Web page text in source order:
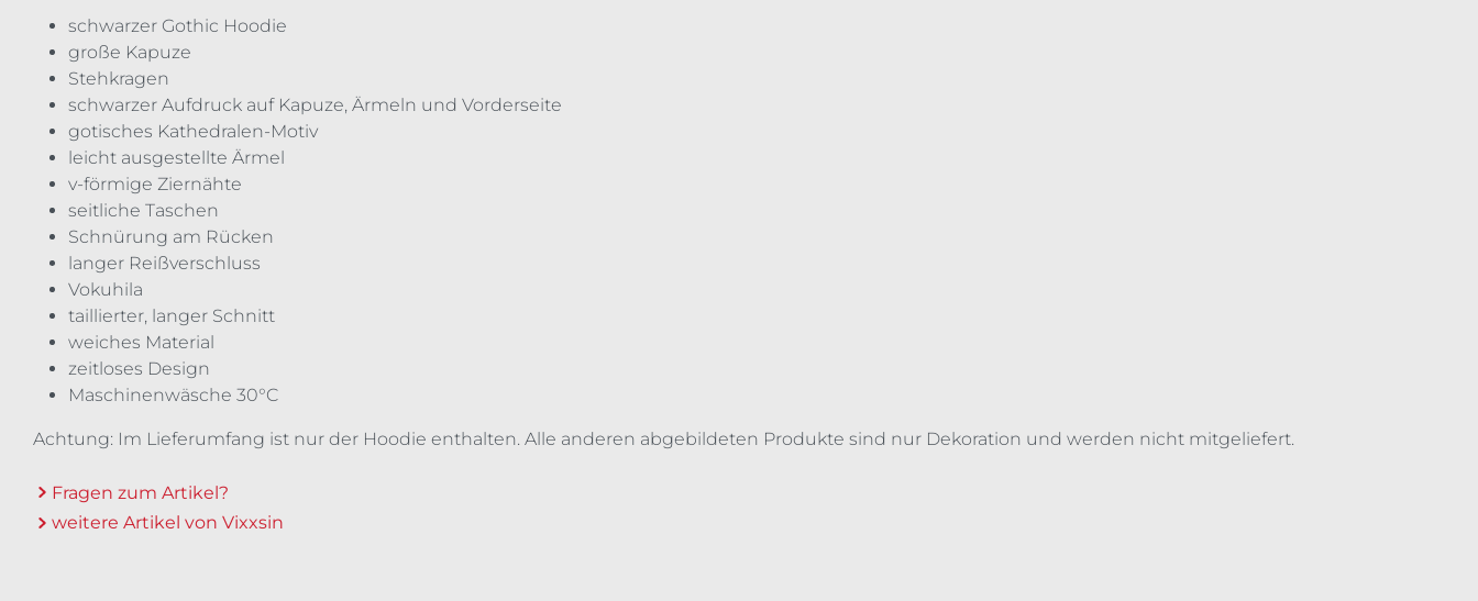
schwarzer Gothic Hoodie
große Kapuze
Stehkragen
schwarzer Aufdruck auf Kapuze, Ärmeln und Vorderseite
gotisches Kathedralen-Motiv
leicht ausgestellte Ärmel
v-förmige Ziernähte
seitliche Taschen
Schnürung am Rücken
langer Reißverschluss
Vokuhila
taillierter, langer Schnitt
weiches Material
zeitloses Design
Maschinenwäsche 30°C
Achtung: Im Lieferumfang ist nur der Hoodie enthalten. Alle anderen abgebildeten Produkte sind nur Dekoration und werden nicht mitgeliefert.
Fragen zum Artikel?
weitere Artikel von Vixxsin